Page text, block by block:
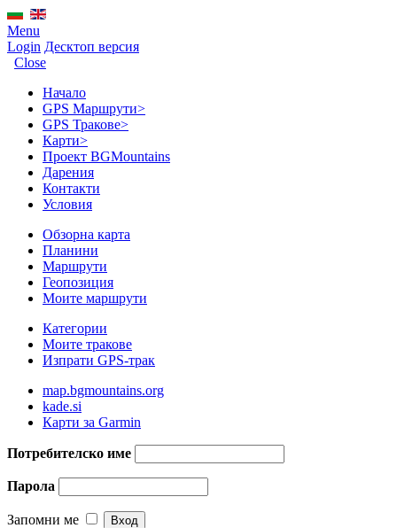
Menu
Login Десктоп версия
Close
Начало
GPS Mаршрути>
GPS Тракове>
Карти>
Проект BGMountains
Дарения
Контакти
Условия
Обзорна карта
Планини
Маршрути
Геопозиция
Моите маршрути
Категории
Моите тракове
Изпрати GPS-трак
map.bgmountains.org
kade.si
Карти за Garmin
Потребителско име
Парола
Запомни ме